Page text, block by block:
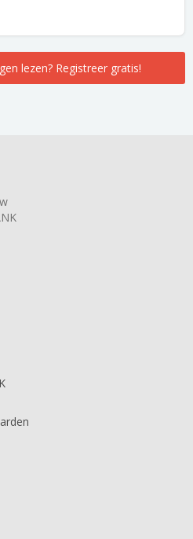
lezen? Registreer gratis!